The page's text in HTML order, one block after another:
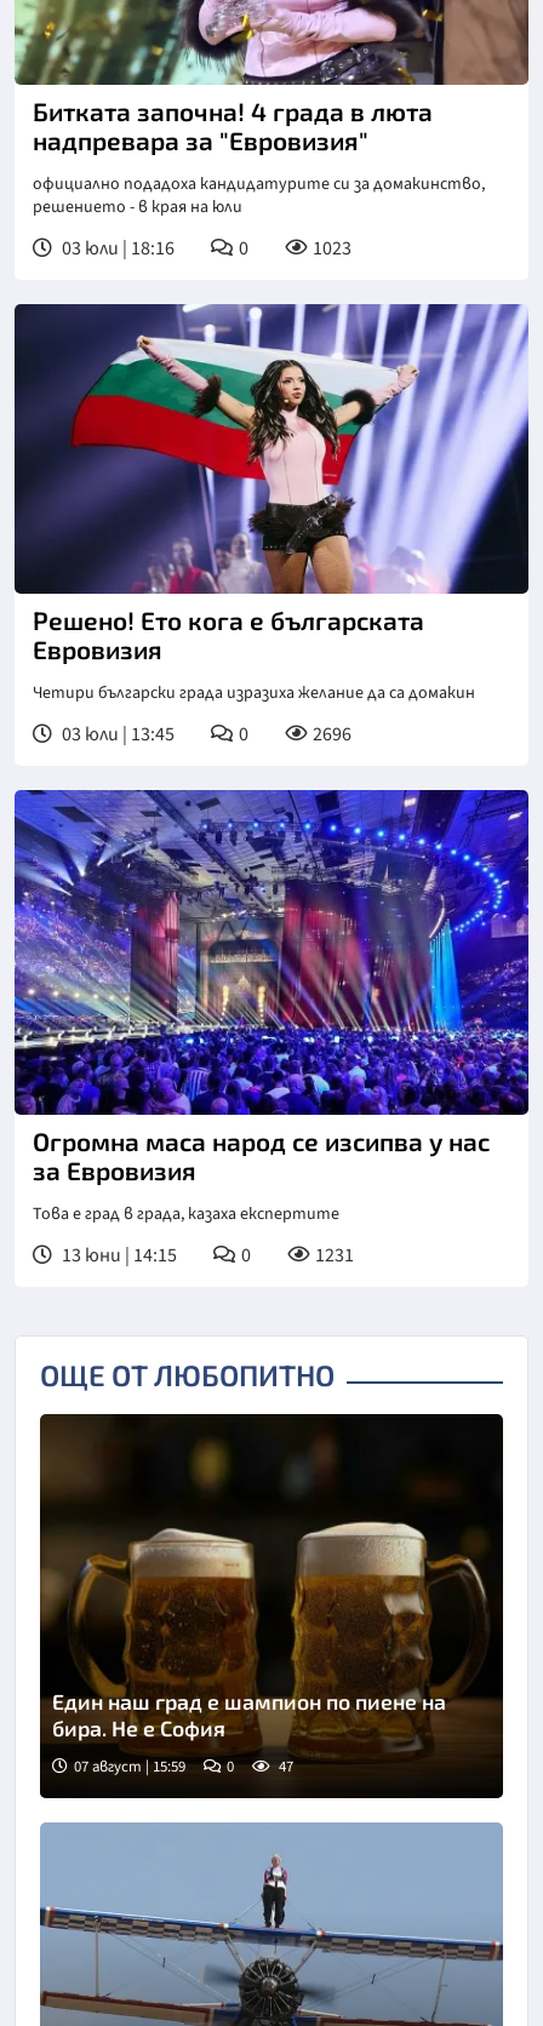
Битката започна! 4 града в люта
надпревара за "Евровизия"
официално подадоха кандидатурите си за домакинство,
решението - в края на юли
03 юли | 18:16 0 1023
Решено! Ето кога е българската
Евровизия
Четири български града изразиха желание да са домакин
03 юли | 13:45 0 2696
Снимка: БНТ
Огромна маса народ се изсипва у нас
за Евровизия
Това е град в града, казаха експертите
13 юни | 14:15 0 1231
ОЩЕ ОТ ЛЮБОПИТНО
Снимка: goggle
Един наш град е шампион по пиене на
бира. Не е София
07 август | 15:59 0 47